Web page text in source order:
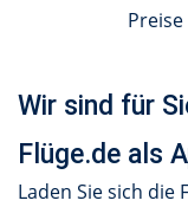
Wir sind für
Flüge.de als
Laden Sie sich die